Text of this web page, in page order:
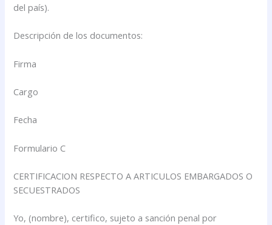
del país).
Descripción de los documentos:
Firma
Cargo
Fecha
Formulario C
CERTIFICACION RESPECTO A ARTICULOS EMBARGADOS O
SECUESTRADOS
Yo, (nombre), certifico, sujeto a sanción penal por